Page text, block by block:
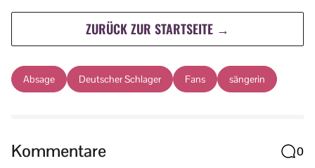
ZURÜCK ZUR STARTSEITE →
Absage Deutscher Schlager Fans sängerin
Kommentare 0